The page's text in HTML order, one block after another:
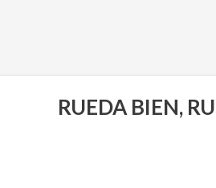
RUEDA BIEN,